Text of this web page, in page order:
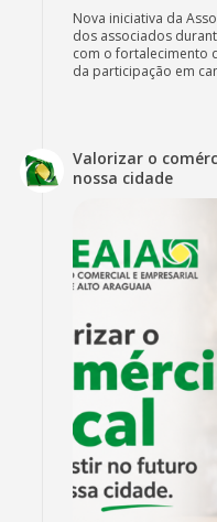
Nova iniciativa da
dos associados
com o fortalecimento
da participação em
Valorizar o
nossa cidade